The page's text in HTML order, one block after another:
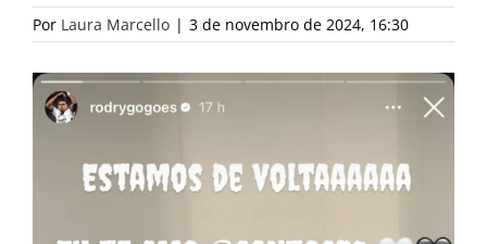
Por Laura Marcello | 3 de novembro de 2024, 16:30